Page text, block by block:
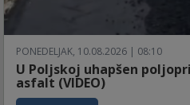
PONEDELJAK, 10.08.2026 | 08:10
U Poljskoj uhapšen
asfalt (VIDEO)